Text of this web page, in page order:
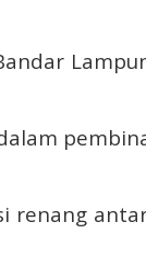
renang